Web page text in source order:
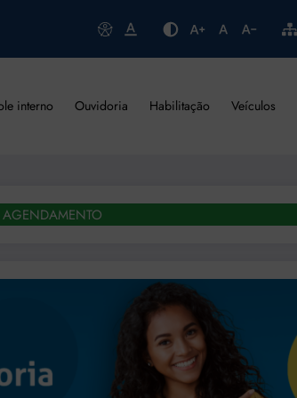
interno Ouvidoria Habilitação Veículos
AGENDAMENTO